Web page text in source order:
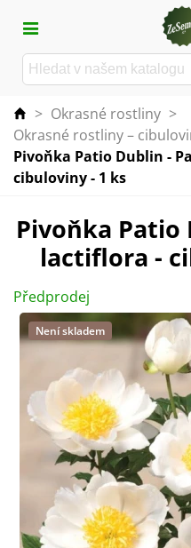
> Okrasné rostliny >
Okrasné rostliny –
Pivoňka Patio Dublin -
cibuloviny - 1 ks
Pivoňka Patio
lactiflora -
Předprodej
Není skladem